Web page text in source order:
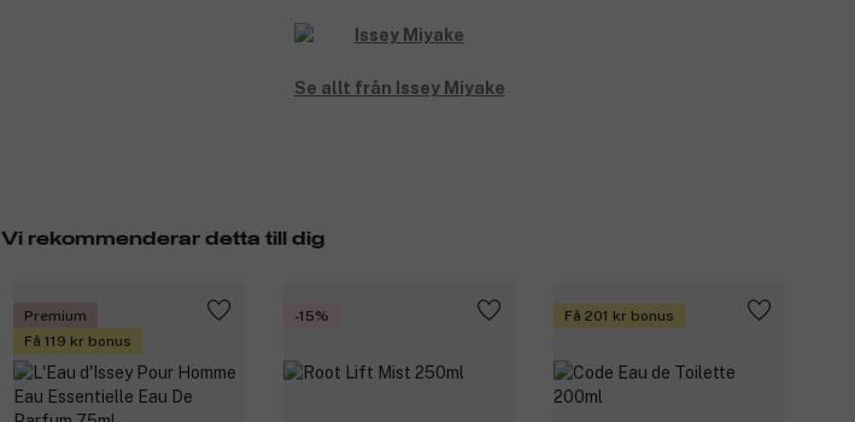
Se allt från Issey Miyake
Vi rekommenderar detta till dig
Premium
Få 119 kr bonus
-15% Få 201 kr bonus